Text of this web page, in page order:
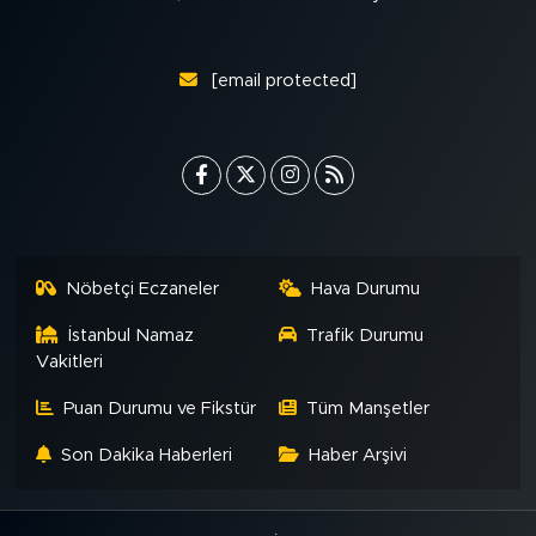
[email protected]
Nöbetçi Eczaneler Hava Durumu
İstanbul Namaz
Vakitleri
Trafik Durumu
Puan Durumu ve Fikstür Tüm Manşetler
Son Dakika Haberleri Haber Arşivi